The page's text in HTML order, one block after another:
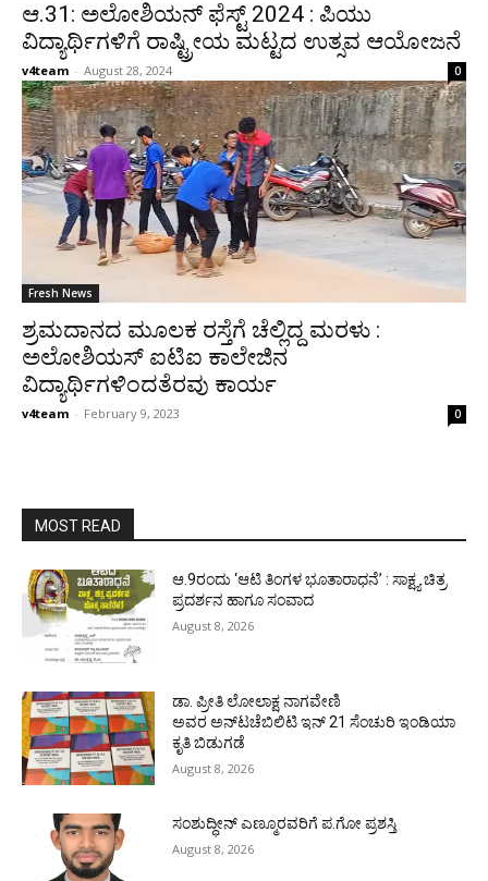
ಆ.31: ಅಲೋಶಿಯನ್ ಫೆಸ್ಟ್ 2024 : ಪಿಯು
ವಿದ್ಯಾರ್ಥಿಗಳಿಗೆ ರಾಷ್ಟ್ರೀಯ ಮಟ್ಟದ ಉತ್ಸವ ಆಯೋಜನೆ
v4team - August 28, 2024 0
Fresh News
ಶ್ರಮದಾನದ ಮೂಲಕ ರಸ್ತೆಗೆ ಚೆಲ್ಲಿದ್ದ ಮರಳು :
ಅಲೋಶಿಯಸ್ ಐಟಿಐ ಕಾಲೇಜಿನ
ವಿದ್ಯಾರ್ಥಿಗಳಿಂದತೆರವು ಕಾರ್ಯ
v4team - February 9, 2023 0
MOST READ
ಆ.9ರಂದು ‘ಆಟಿ ತಿಂಗಳ ಭೂತಾರಾಧನೆ’ : ಸಾಕ್ಷ್ಯ ಚಿತ್ರ
ಪ್ರದರ್ಶನ ಹಾಗೂ ಸಂವಾದ
August 8, 2026
ಡಾ. ಪ್ರೀತಿ ಲೋಲಾಕ್ಷ ನಾಗವೇಣಿ
ಅವರ ಅನ್‌ಟಚೆಬಿಲಿಟಿ ಇನ್ 21 ಸೆಂಚುರಿ ಇಂಡಿಯಾ
ಕೃತಿ ಬಿಡುಗಡೆ
August 8, 2026
ಸಂಶುದ್ಧೀನ್ ಎಣ್ಮೂರವರಿಗೆ ಪ.ಗೋ ಪ್ರಶಸ್ತಿ
August 8, 2026